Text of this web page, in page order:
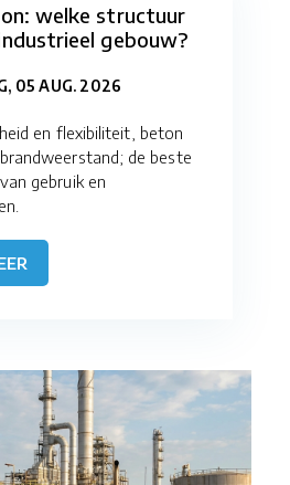
welke structuur
gebouw?
05 AUG. 2026
en flexibiliteit, beton
de beste
gebruik en